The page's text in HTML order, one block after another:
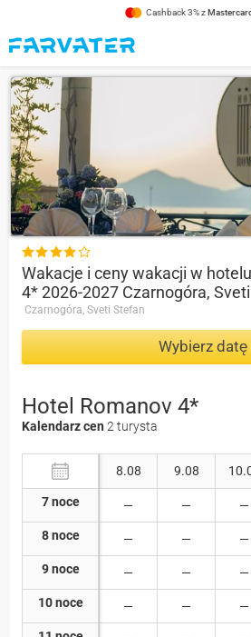
Cashback 3% zMastercard

Wakacje i ceny wakacji w
4* 2026-2027 Czarnogóra,
Czarnogóra, Sveti Stefan
Wybierz datę
Hotel Romanov 4*
Kalendarz cen 2 turysta
7 noce
8 noce
9 noce
10 noce
8.08 9.08